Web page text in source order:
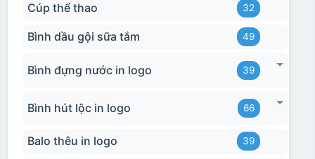
Cúp thể thao 32
Bình dầu gội sữa tắm 49
Bình đựng nước in logo 39
Bình hút lộc in logo 66
Balo thêu in logo 39